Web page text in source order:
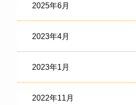
2025年6月
2023年4月
2023年1月
2022年11月